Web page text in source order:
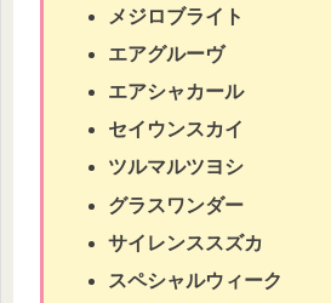
メジロブライト
エアグルーヴ
エアシャカール
セイウンスカイ
ツルマルツヨシ
グラスワンダー
サイレンススズカ
スペシャルウィーク